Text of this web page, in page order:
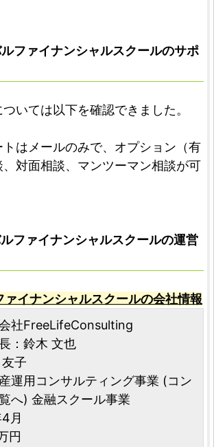
ファイナンシャルスクールのサポ
いては以下を確認できました。
はメールのみで、オプション（有
対面相談、マンツーマン相談が可
ファイナンシャルスクールの運営
イナンシャルスクールの会社情報
社FreeLifeConsulting
：鈴木 文也
子
運用コンサルティング事業 (コン
へ) 金融スクール事業
月
円